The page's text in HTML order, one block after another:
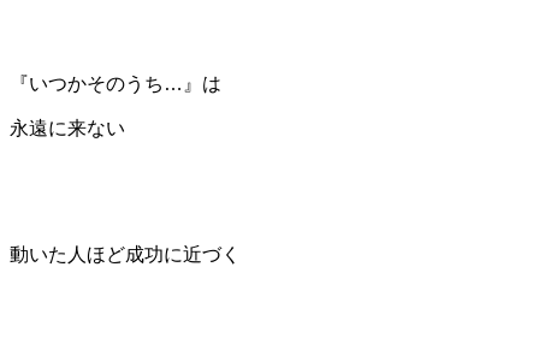
『いつかそのうち…』は
永遠に来ない
動いた人ほど成功に近づく